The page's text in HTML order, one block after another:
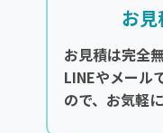
お
お見積は完全
LINEやメール
ので、お気軽